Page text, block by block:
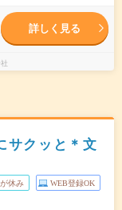
詳しく見る
サクッと＊文
休み WEB登録OK